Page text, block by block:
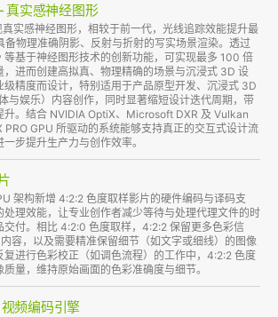
真实感神经图形
实感神经图形，相较于前一代，光线追踪效能提升最
备物理准确阴影、反射与折射的写实场景渲染。透过
基于神经图形技术的创新功能，可实现最多 100 倍
，进而创建高拟真、物理精确的场景与沉浸式 3D 设
级精度而设计，特别适用于产品原型开发、沉浸式 3D
与娱乐）内容创作，同时显著缩短设计迭代周期，带
升。结合 NVIDIA OptiX、Microsoft DXR 及 Vulkan
PRO GPU 所驱动的系统能够支持真正的交互式设计流
步提升生产力与创作效率。
架构新增 4:2:2 色度取样影片的硬件编码与译码支
处理效能，让专业创作者减少等待与处理代理文件的时
交付。相比 4:2:0 色度取样，4:2:2 保留更多色彩信
容，以及需要精准保留细节（如文字或细线）的图像
复进行色彩校正（如调色流程）的工作中，4:2:2 色度
量，维持原始画面的色彩准确度与细节。
频编码引擎